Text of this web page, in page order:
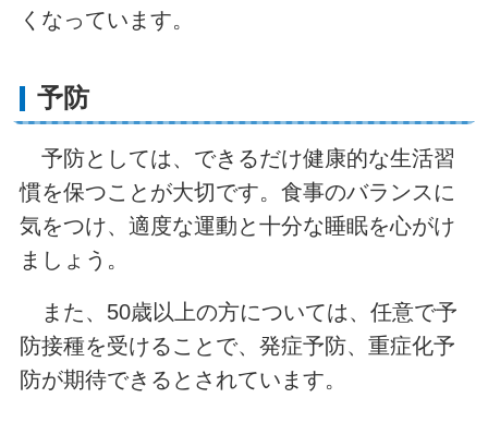
くなっています。
予防
予防としては、できるだけ健康的な生活習
慣を保つことが大切です。食事のバランスに
気をつけ、適度な運動と十分な睡眠を心がけ
ましょう。
また、50歳以上の方については、任意で予
防接種を受けることで、発症予防、重症化予
防が期待できるとされています。